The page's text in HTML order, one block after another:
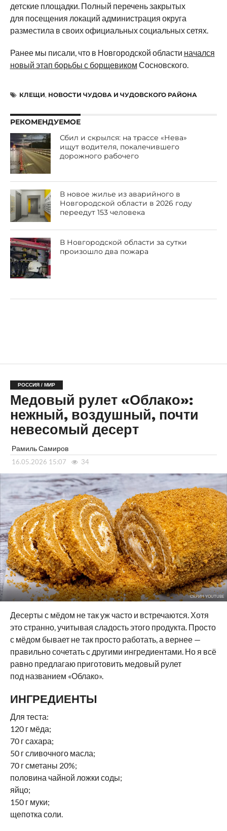
детские площадки. Полный перечень закрытых
для посещения локаций администрация округа
разместила в своих официальных социальных сетях.
Ранее мы писали, что в Новгородской области начался
новый этап борьбы с борщевиком Сосновского.
КЛЕЩИ, НОВОСТИ ЧУДОВА И ЧУДОВСКОГО РАЙОНА
РЕКОМЕНДУЕМОЕ
Сбил и скрылся: на трассе «Нева»
ищут водителя, покалечившего
дорожного рабочего
В новое жилье из аварийного в
Новгородской области в 2026 году
переедут 153 человека
В Новгородской области за сутки
произошло два пожара
РОССИЯ / МИР
Медовый рулет «Облако»:
нежный, воздушный, почти
невесомый десерт
Рамиль Самиров
16.05.2026 15:07 34
СКРИН YOUTUBE
Десерты с мёдом не так уж часто и встречаются. Хотя
это странно, учитывая сладость этого продукта. Просто
с мёдом бывает не так просто работать, а вернее —
правильно сочетать с другими ингредиентами. Но я всё
равно предлагаю приготовить медовый рулет
под названием «Облако».
ИНГРЕДИЕНТЫ
Для теста:
120 г мёда;
70 г сахара;
50 г сливочного масла;
70 г сметаны 20%;
половина чайной ложки соды;
яйцо;
150 г муки;
щепотка соли.